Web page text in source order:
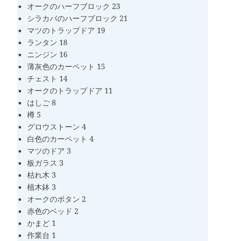
オークのハーフブロック 23
シラカバのハーフブロック 21
マツのトラップドア 19
ランタン 18
ニンジン 16
薄灰色のカーペット 15
チェスト 14
オークのトラップドア 11
はしご 8
樽 5
グロウストーン 4
白色のカーペット 4
マツのドア 3
板ガラス 3
枯れ木 3
植木鉢 3
オークのボタン 2
赤色のベッド 2
かまど 1
作業台 1